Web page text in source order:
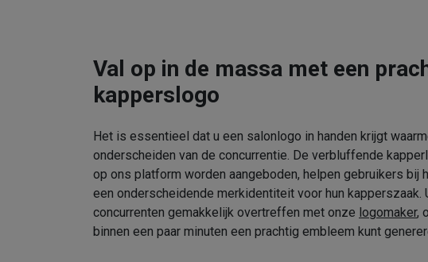
Val op in de massa met een
kapperslogo
Het is essentieel dat u een salonlogo in handen krijgt
onderscheiden van de concurrentie. De verbluffende
op ons platform worden aangeboden, helpen gebruikers bij
een onderscheidende merkidentiteit voor hun kapperszaak.
concurrenten gemakkelijk overtreffen met onze logomaker,
binnen een paar minuten een prachtig embleem kunt